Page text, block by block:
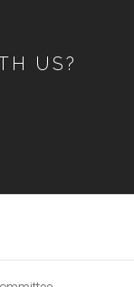
US?